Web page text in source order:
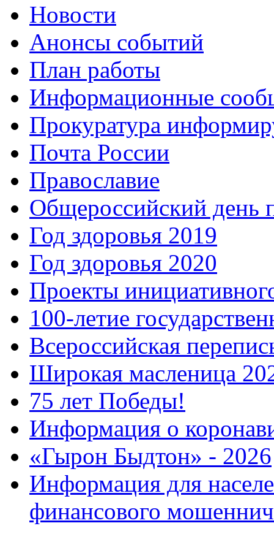
Новости
Анонсы событий
План работы
Информационные
Прокуратура
Почта России
Православие
Общероссийский день
Год здоровья 2019
Год здоровья 2020
Проекты
100-летие
Всероссийская
Широкая масленица
75 лет Победы!
Информация о
«Гырон Быдтон» - 2026
Информация для
финансового